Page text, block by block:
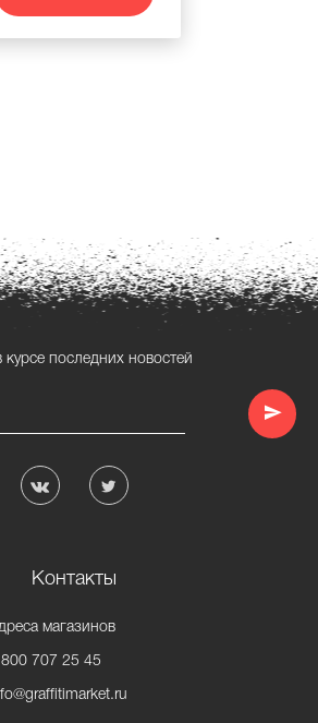
курсе последних новостей
Контакты
магазинов
707 25 45